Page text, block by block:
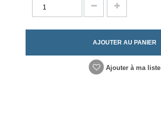
AJOUTER AU PANIER
Ajouter à ma liste